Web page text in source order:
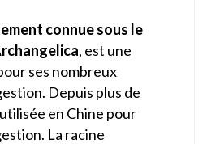
connue sous le
, est une
ses nombreux
Depuis plus de
en Chine pour
La racine